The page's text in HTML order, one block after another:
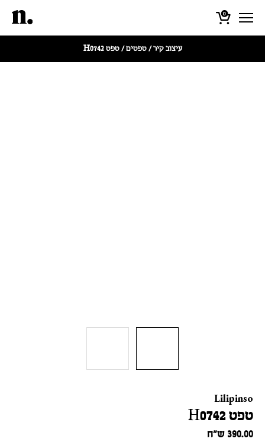
0
עיצוב קיר/טפטים/ טפט H0742
Lilipinso
טפט H0742
390.00 ש״ח